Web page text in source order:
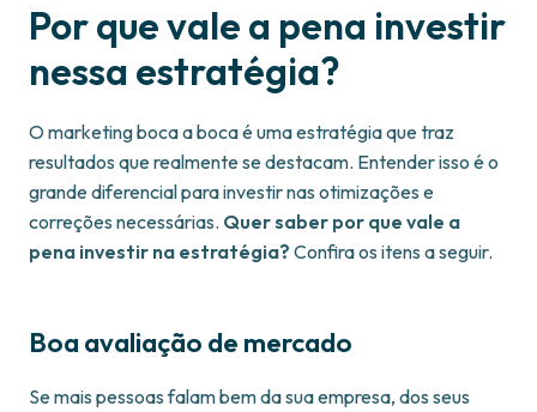
Por que vale a pena investir
nessa estratégia?
O marketing boca a boca é uma estratégia que traz
resultados que realmente se destacam. Entender isso é o
grande diferencial para investir nas otimizações e
correções necessárias. Quer saber por que vale a
pena investir na estratégia? Confira os itens a seguir.
Boa avaliação de mercado
Se mais pessoas falam bem da sua empresa, dos seus